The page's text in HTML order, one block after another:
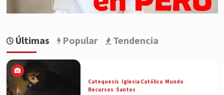
Últimas Popular Tendencia
Catequesis Iglesia Católica Mundo
Recursos Santos